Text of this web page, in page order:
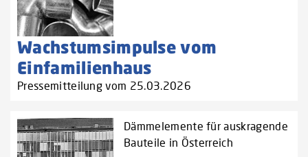
Wachstumsimpulse vom
Einfamilienhaus
Pressemitteilung vom 25.03.2026
Dämmelemente für auskragende
Bauteile in Österreich